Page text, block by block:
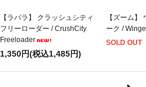
【ラパラ】 クラッシュシティ
フリーローダー / CrushCity
Freeloader
1,350円(税込1,485円)
【ズーム】
ーク /
SOLD OUT